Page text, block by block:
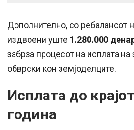
Дополнително, со ребалансот
издвоени уште 1.280.000
забрза процесот на исплата на
обврски кон земјоделците.
Исплата до
година